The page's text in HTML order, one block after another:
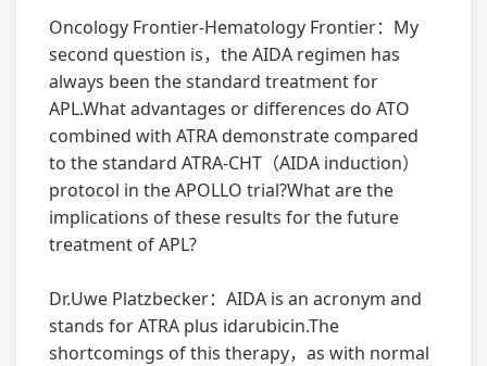
Oncology Frontier-Hematology Frontier：My
second question is，the AIDA regimen has
always been the standard treatment for
APL.What advantages or differences do ATO
combined with ATRA demonstrate compared
to the standard ATRA-CHT（AIDA induction）
protocol in the APOLLO trial?What are the
implications of these results for the future
treatment of APL?
Dr.Uwe Platzbecker：AIDA is an acronym and
stands for ATRA plus idarubicin.The
shortcomings of this therapy，as with normal